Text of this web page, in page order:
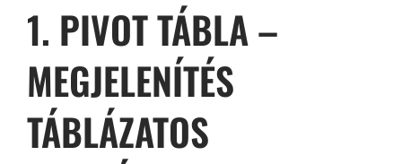
1. PIVOT TÁBLA –
MEGJELENÍTÉS
TÁBLÁZATOS